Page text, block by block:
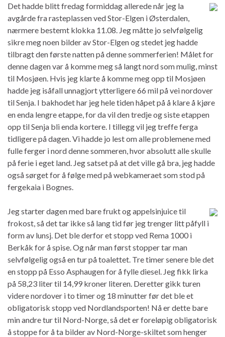
Det hadde blitt fredag formiddag allerede når jeg la
avgårde fra rasteplassen ved Stor-Elgen i Østerdalen,
nærmere bestemt klokka 11.08. Jeg måtte jo selvfølgelig
sikre meg noen bilder av Stor-Elgen og stedet jeg hadde
tilbragt den første natten på denne sommerferien! Målet for
denne dagen var å komme meg så langt nord som mulig, minst
til Mosjøen. Hvis jeg klarte å komme meg opp til Mosjøen
hadde jeg isåfall unnagjort ytterligere 66 mil på vei nordover
til Senja. I bakhodet har jeg hele tiden håpet på å klare å kjøre
en enda lengre etappe, for da vil den tredje og siste etappen
opp til Senja bli enda kortere. I tillegg vil jeg treffe ferga
tidligere på dagen. Vi hadde jo lest om alle problemene med
fulle ferger i nord denne sommeren, hvor absolutt alle skulle
på ferie i eget land. Jeg satset på at det ville gå bra, jeg hadde
også sørget for å følge med på webkameraet som stod på
fergekaia i Bognes.
Jeg starter dagen med bare frukt og appelsinjuice til
frokost, så det tar ikke så lang tid før jeg trenger litt påfyll i
form av lunsj. Det ble derfor et stopp ved Rema 1000 i
Berkåk for å spise. Og når man først stopper tar man
selvfølgelig også en tur på toalettet. Tre timer senere ble det
en stopp på Esso Asphaugen for å fylle diesel. Jeg fikk lirka
på 58,23 liter til 14,99 kroner literen. Deretter gikk turen
videre nordover i to timer og 18 minutter før det ble et
obligatorisk stopp ved Nordlandsporten! Nå er dette bare
min andre tur til Nord-Norge, så det er foreløpig obligatorisk
å stoppe for å ta bilder av Nord-Norge-skiltet som henger